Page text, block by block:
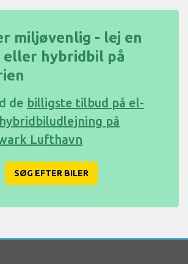
miljøvenlig - lej en
eller hybridbil på
de billigste tilbud på el-
på
Lufthavn
SØG EFTER BILER